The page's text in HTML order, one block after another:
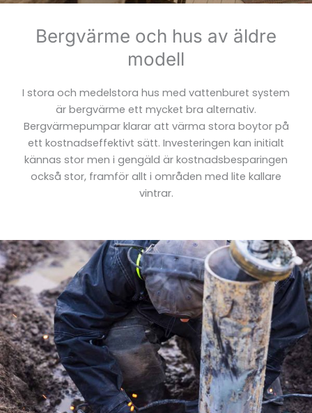
Bergvärme och hus av äldre
modell
I stora och medelstora hus med vattenburet system
är bergvärme ett mycket bra alternativ.
Bergvärmepumpar klarar att värma stora boytor på
ett kostnadseffektivt sätt. Investeringen kan initialt
kännas stor men i gengäld är kostnadsbesparingen
också stor, framför allt i områden med lite kallare
vintrar.